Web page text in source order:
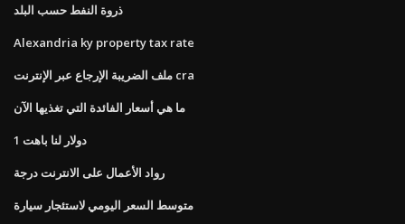
ذروة النفط حسب البلد
Alexandria ky property tax rate
ملف الضريبة الإرجاع عبر الإنترنت cra
ما هي أسعار الفائدة التي تغذيها الآن
1 دولار لنا باهت
رواد الأعمال على الانترنت درجة
متوسط ​​السعر اليومي لاستئجار سيارة